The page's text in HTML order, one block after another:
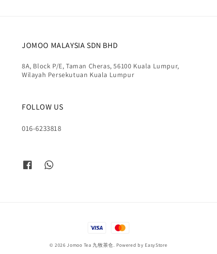
JOMOO MALAYSIA SDN BHD
8A, Block P/E, Taman Cheras, 56100 Kuala Lumpur,
Wilayah Persekutuan Kuala Lumpur
FOLLOW US
016-6233818
© 2026 Jomoo Tea 九牧茶仓. Powered by EasyStore